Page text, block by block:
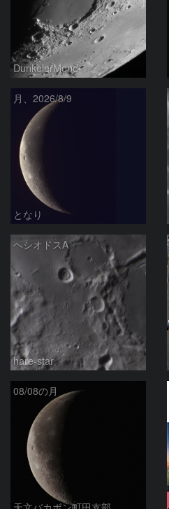
DunkelerMond
月、2026/8/9
となり
ヘシオドスA
hare-star
08/08の月